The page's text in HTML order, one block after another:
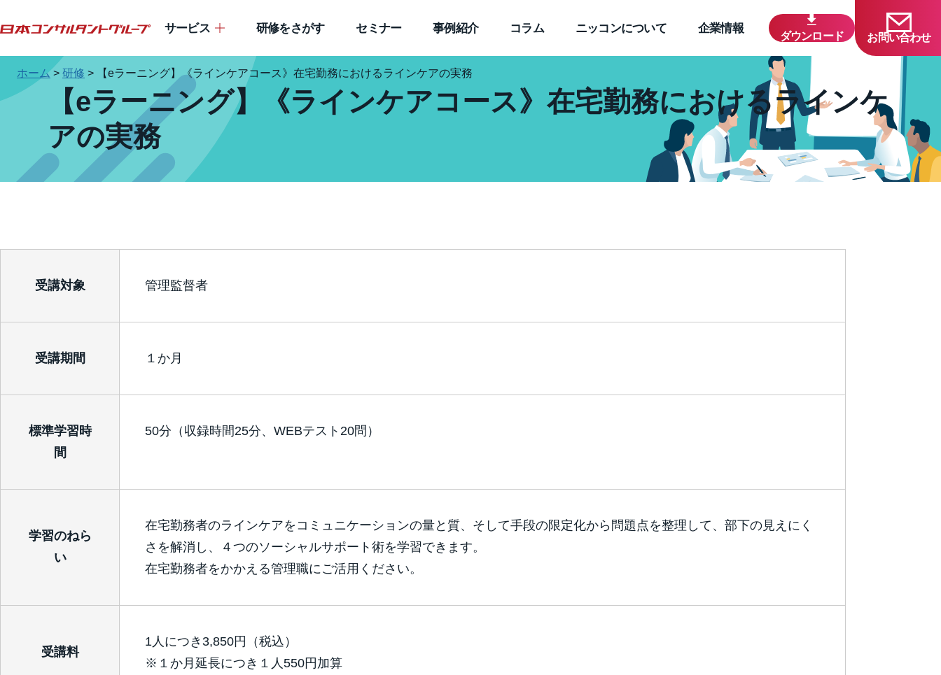
サービス 研修をさがす セミナー 事例紹介 コラム ニッコンについて 企業情報
ダウンロード お問い合わせ
ホーム> 研修 > 【eラーニング】《ラインケアコース》在宅勤務におけるラインケアの実務
【eラーニング】《ラインケアコース》在宅勤務におけるラインケ
アの実務
受講対象 管理監督者
受講期間 １か月
標準学習時
間
50分（収録時間25分、WEBテスト20問）
学習のねら
い
在宅勤務者のラインケアをコミュニケーションの量と質、そして手段の限定化から問題点を整理して、部下の見えにく
さを解消し、４つのソーシャルサポート術を学習できます。
在宅勤務者をかかえる管理職にご活用ください。
受講料
1人につき3,850円（税込）
※１か月延長につき１人550円加算